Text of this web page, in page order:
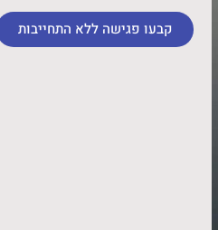
קבעו פגישה ללא התחייבות